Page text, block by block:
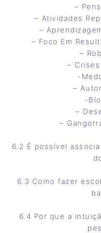
–
– Atividades
–
– Foco Em
–
–
-
–
-
–
–
6.2 É possível
6.3 Como fazer
6.4 Por que a